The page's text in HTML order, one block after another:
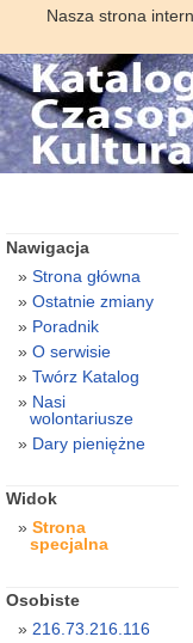
Nasza strona
Nawigacja
Strona główna
Ostatnie zmiany
Poradnik
O serwisie
Twórz Katalog
Nasi
wolontariusze
Dary pieniężne
Widok
Strona
specjalna
Osobiste
216.73.216.116